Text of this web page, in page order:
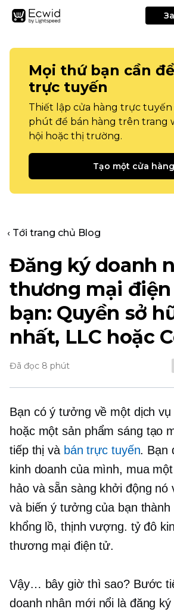
Mọi thứ bạn cần
trực tuyến
Thiết lập cửa hàng trực tuyến
phút để bán hàng trên trang
hội hoặc thị trường.
Tạo một cửa hàng
‹ Tới trang chủ Blog
Đăng ký doanh
thương mại
bạn: Quyền sở
nhất, LLC hoặc
Đã đọc 8 phút
Bạn có ý tưởng về một dịch
hoặc một sản phẩm sáng tạo
tiếp thị và bán trực tuyến. Bạn
kinh doanh của mình, mua
hảo và sẵn sàng khởi động nó
và biến ý tưởng của bạn
khổng lồ, thịnh vượng. tỷ đô
thương mại điện tử.
Vậy… bây giờ thì sao? Bước
doanh nhân mới nổi là đăng